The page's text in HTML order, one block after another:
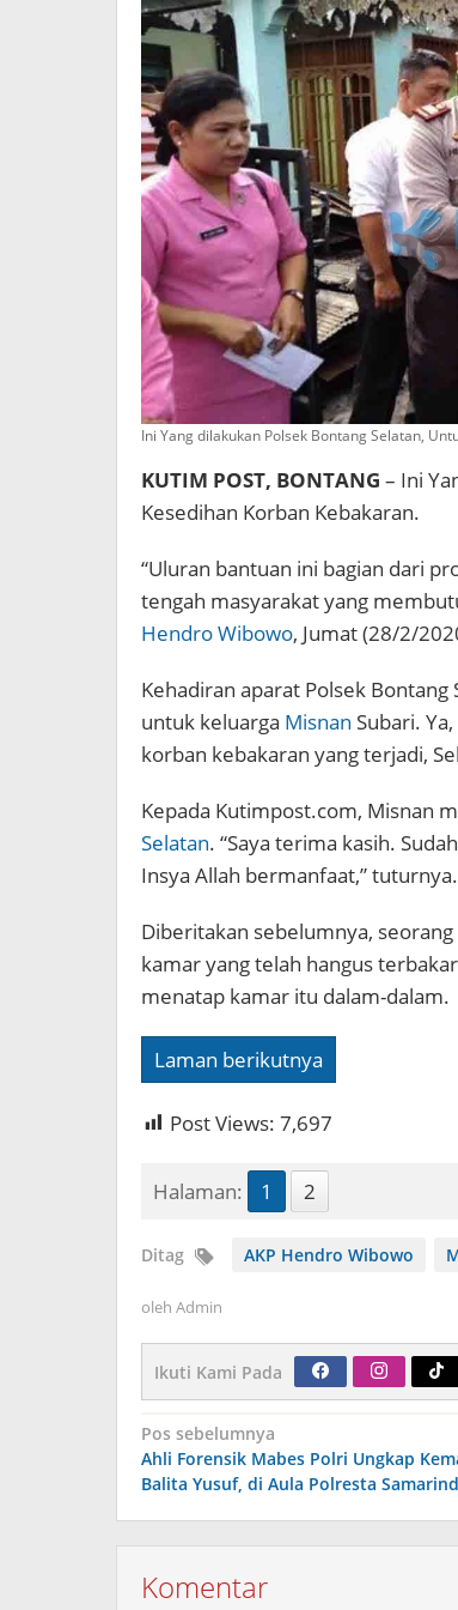
Ini Yang dilakukan Polsek Bontang Selatan,
KUTIM POST, BONTANG – Ini
Kesedihan Korban Kebakaran.
“Uluran bantuan ini bagian dari
tengah masyarakat yang
Hendro Wibowo, Jumat (28/2/
Kehadiran aparat Polsek
untuk keluarga Misnan Subari.
korban kebakaran yang terjadi,
Kepada Kutimpost.com, Misnan
Selatan. “Saya terima kasih.
Insya Allah bermanfaat,” tuturnya.
Diberitakan sebelumnya,
kamar yang telah hangus
menatap kamar itu dalam-dalam.
Laman berikutnya
Post Views: 7,697
Halaman: 1 2
Ditag AKP Hendro Wibowo
oleh Admin
Ikuti Kami Pada
Navigasi
pos
Pos sebelumnya
Ahli Forensik Mabes Polri Ungkap
Balita Yusuf, di Aula Polresta
Komentar